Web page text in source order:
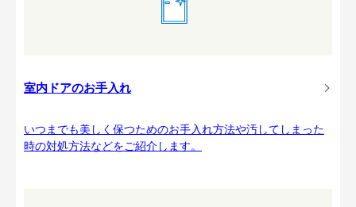
室内ドアのお手入れ
いつまでも美しく保つためのお手入れ方法や汚してしまった
時の対処方法などをご紹介します。